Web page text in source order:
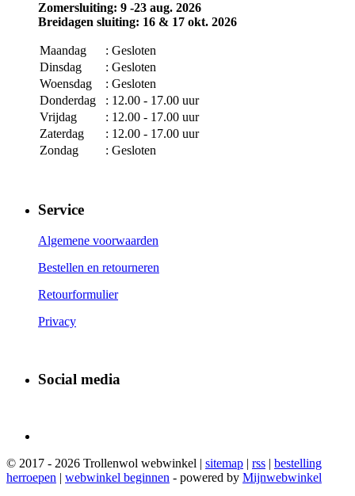
Zomersluiting: 9 -23 aug. 2026
Breidagen sluiting: 16 & 17 okt. 2026
Maandag
: Gesloten
Dinsdag
: Gesloten
Woensdag
: Gesloten
Donderdag
: 12.00 - 17.00 uur
Vrijdag
: 12.00 - 17.00 uur
Zaterdag
: 12.00 - 17.00 uur
Zondag
: Gesloten
Service
Algemene voorwaarden
Bestellen en retourneren
Retourformulier
Privacy
Social media
© 2017 - 2026 Trollenwol webwinkel | sitemap | rss | bestelling
herroepen | webwinkel beginnen - powered by Mijnwebwinkel